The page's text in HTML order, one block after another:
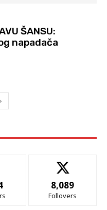
ŠANSU:
napadača
8,089
Follovers